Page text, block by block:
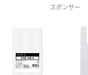
スポンサー